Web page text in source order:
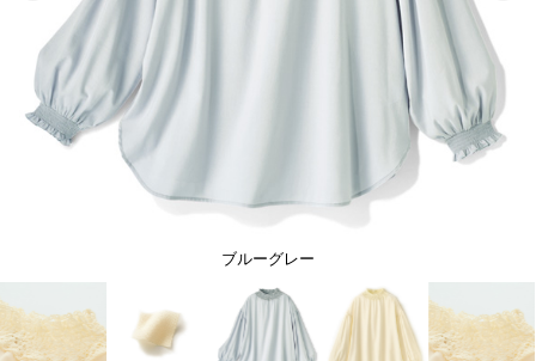
ブルーグレー